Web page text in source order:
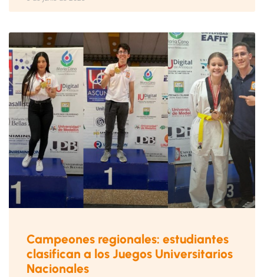
Campeones regionales: estudiantes
clasifican a los Juegos Universitarios
Nacionales